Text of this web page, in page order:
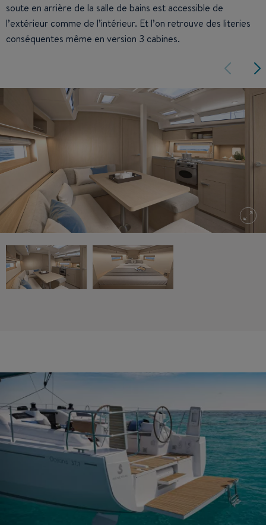
soute en arrière de la salle de bains est accessible de
l’extérieur comme de l’intérieur. Et l’on retrouve des literies
conséquentes même en version 3 cabines.